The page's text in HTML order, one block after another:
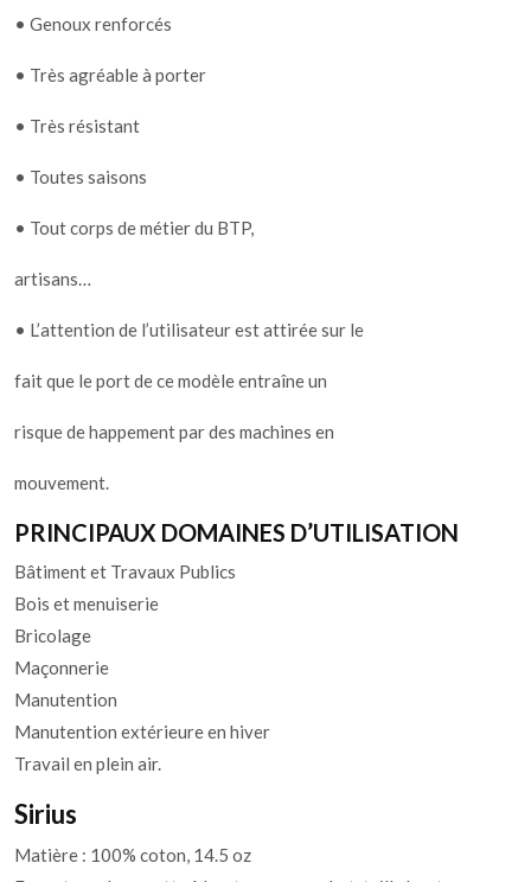
• Genoux renforcés
• Très agréable à porter
• Très résistant
• Toutes saisons
• Tout corps de métier du BTP,
artisans…
• L’attention de l’utilisateur est attirée sur le
fait que le port de ce modèle entraîne un
risque de happement par des machines en
mouvement.
PRINCIPAUX DOMAINES D’UTILISATION
Bâtiment et Travaux Publics
Bois et menuiserie
Bricolage
Maçonnerie
Manutention
Manutention extérieure en hiver
Travail en plein air.
Sirius
Matière : 100% coton, 14.5 oz